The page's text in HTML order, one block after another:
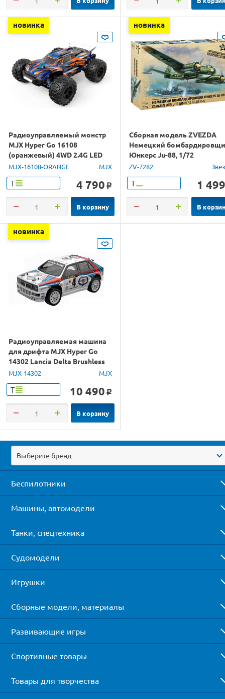
новинка
Радиоуправляемый монстр
MJX Hyper Go 16108
(оранжевый) 4WD 2.4G LED
1/16 RTR
MJX-16108-ORANGE MJX
Т 4 790 o
В корзину
новинка
Сборная модель ZVEZDA
Немецкий
Юнкерс Ju-88, 1/72
ZV-7282
Т 1 499
В
новинка
Радиоуправляемая машина
для дрифта MJX Hyper Go
14302 Lancia Delta Brushless
4WD 2.4G LED 1/14 RTR
MJX-14302 MJX
Т 10 490 o
В корзину
Выберите бренд
Беспилотники
Машины, автомодели
Танки, спецтехника
Судомодели
Игрушки
Сборные модели, материалы
Развивающие игры
Спортивные товары
Товары для творчества